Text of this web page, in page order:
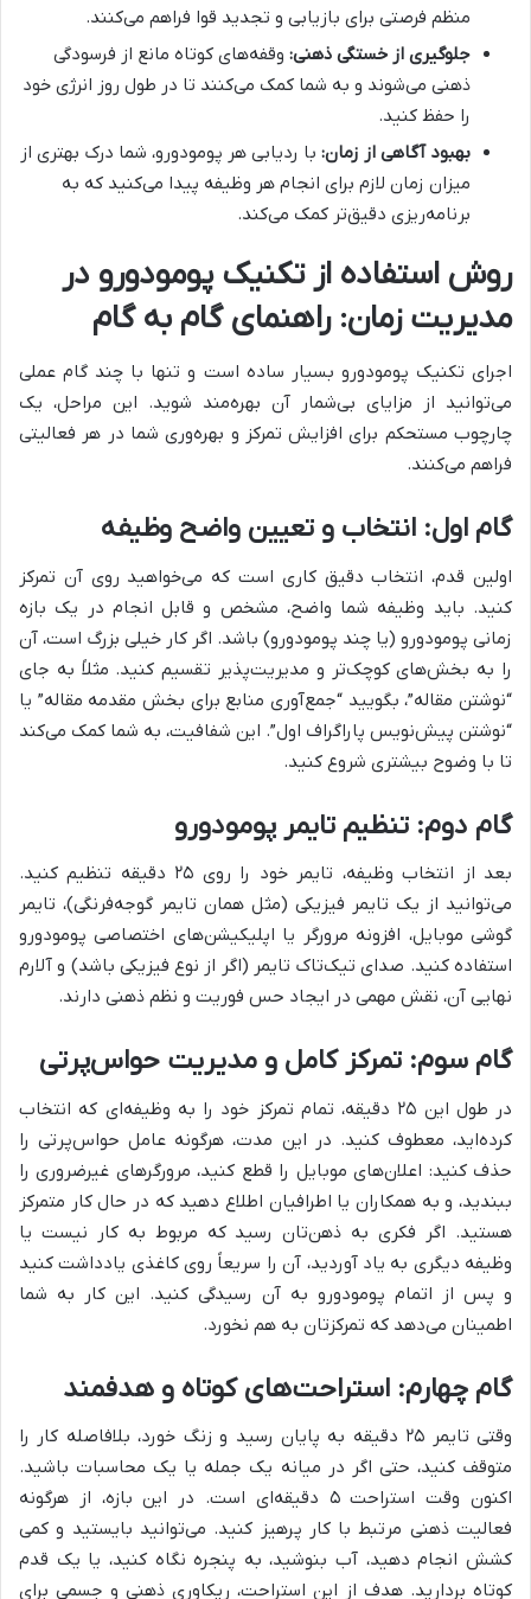
منظم فرصتی برای بازیابی و تجدید قوا فراهم می‌کنند.
جلوگیری از خستگی ذهنی: وقفه‌های کوتاه مانع از فرسودگی
ذهنی می‌شوند و به شما کمک می‌کنند تا در طول روز انرژی خود
را حفظ کنید.
بهبود آگاهی از زمان: با ردیابی هر پومودورو، شما درک بهتری از
میزان زمان لازم برای انجام هر وظیفه پیدا می‌کنید که به
برنامه‌ریزی دقیق‌تر کمک می‌کند.
روش استفاده از تکنیک پومودورو در
مدیریت زمان: راهنمای گام به گام
اجرای تکنیک پومودورو بسیار ساده است و تنها با چند گام عملی
می‌توانید از مزایای بی‌شمار آن بهره‌مند شوید. این مراحل، یک
چارچوب مستحکم برای افزایش تمرکز و بهره‌وری شما در هر فعالیتی
فراهم می‌کنند.
گام اول: انتخاب و تعیین واضح وظیفه
اولین قدم، انتخاب دقیق کاری است که می‌خواهید روی آن تمرکز
کنید. باید وظیفه شما واضح، مشخص و قابل انجام در یک بازه
زمانی پومودورو (یا چند پومودورو) باشد. اگر کار خیلی بزرگ است، آن
را به بخش‌های کوچک‌تر و مدیریت‌پذیر تقسیم کنید. مثلاً به جای
“نوشتن مقاله”، بگویید “جمع‌آوری منابع برای بخش مقدمه مقاله” یا
“نوشتن پیش‌نویس پاراگراف اول”. این شفافیت، به شما کمک می‌کند
تا با وضوح بیشتری شروع کنید.
گام دوم: تنظیم تایمر پومودورو
بعد از انتخاب وظیفه، تایمر خود را روی ۲۵ دقیقه تنظیم کنید.
می‌توانید از یک تایمر فیزیکی (مثل همان تایمر گوجه‌فرنگی)، تایمر
گوشی موبایل، افزونه مرورگر یا اپلیکیشن‌های اختصاصی پومودورو
استفاده کنید. صدای تیک‌تاک تایمر (اگر از نوع فیزیکی باشد) و آلارم
نهایی آن، نقش مهمی در ایجاد حس فوریت و نظم ذهنی دارند.
گام سوم: تمرکز کامل و مدیریت حواس‌پرتی
در طول این ۲۵ دقیقه، تمام تمرکز خود را به وظیفه‌ای که انتخاب
کرده‌اید، معطوف کنید. در این مدت، هرگونه عامل حواس‌پرتی را
حذف کنید: اعلان‌های موبایل را قطع کنید، مرورگرهای غیرضروری را
ببندید، و به همکاران یا اطرافیان اطلاع دهید که در حال کار متمرکز
هستید. اگر فکری به ذهن‌تان رسید که مربوط به کار نیست یا
وظیفه دیگری به یاد آوردید، آن را سریعاً روی کاغذی یادداشت کنید
و پس از اتمام پومودورو به آن رسیدگی کنید. این کار به شما
اطمینان می‌دهد که تمرکزتان به هم نخورد.
گام چهارم: استراحت‌های کوتاه و هدفمند
وقتی تایمر ۲۵ دقیقه به پایان رسید و زنگ خورد، بلافاصله کار را
متوقف کنید، حتی اگر در میانه یک جمله یا یک محاسبات باشید.
اکنون وقت استراحت ۵ دقیقه‌ای است. در این بازه، از هرگونه
فعالیت ذهنی مرتبط با کار پرهیز کنید. می‌توانید بایستید و کمی
کشش انجام دهید، آب بنوشید، به پنجره نگاه کنید، یا یک قدم
کوتاه بردارید. هدف از این استراحت، ریکاوری ذهنی و جسمی برای